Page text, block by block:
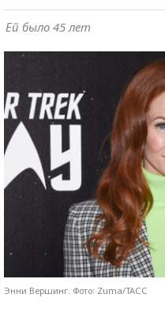
Ей было 45 лет
Энни Вершинг. Фото: Zuma/ТАСС